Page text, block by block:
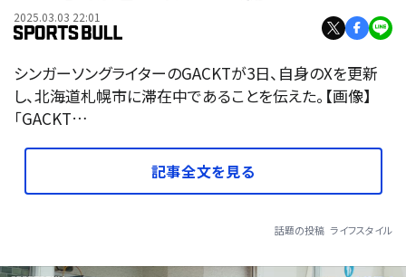
2025.03.03 22:01
シンガーソングライターのGACKTが3日、自身のXを更新
し、北海道札幌市に滞在中であることを伝えた。【画像】
「GACKT…
記事全文を見る
話題の投稿 ライフスタイル